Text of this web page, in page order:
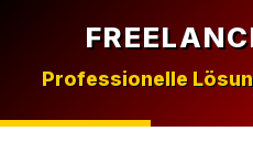
Professionelle